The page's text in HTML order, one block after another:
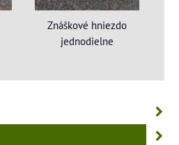
Znáškové hniezdo
jednodielne